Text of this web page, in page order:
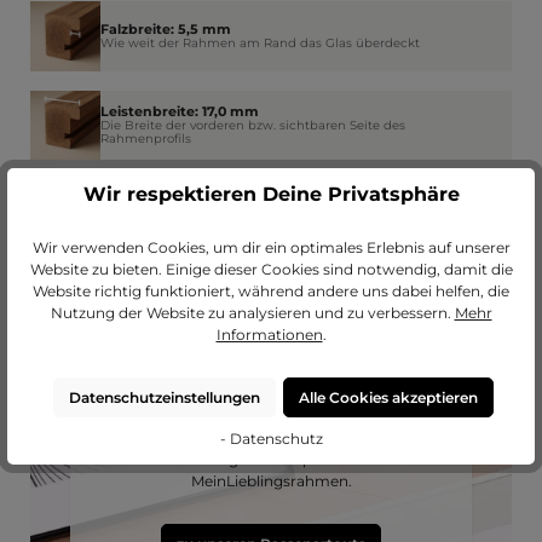
Falzbreite: 5,5 mm
Wie weit der Rahmen am Rand das Glas überdeckt
Leistenbreite: 17,0 mm
Die Breite der vorderen bzw. sichtbaren Seite des
Rahmenprofils
Passendes Passepartout?
Erweitere deinen Rahmen mit einem
MeinLieblingsrahmen.
Wir respektieren Deine Privatsphäre
Wir verwenden Cookies, um dir ein optimales Erlebnis auf unserer
Website zu bieten. Einige dieser Cookies sind notwendig, damit die
Website richtig funktioniert, während andere uns dabei helfen, die
Nutzung der Website zu analysieren und zu verbessern. Mehr
Informationen.
Datenschutzeinstellungen Alle Cookies akzeptieren
- Datenschutz